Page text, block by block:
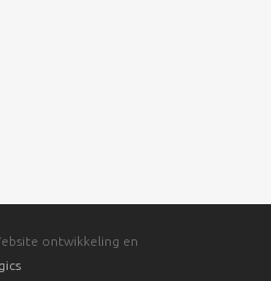
ontwikkeling en